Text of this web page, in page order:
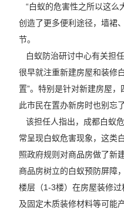
“白蚁的危害性之所以这么
创造了更多便利途径，墙裙
节。
白蚁防治研讨中心有关担
很早就注重新建房屋和装修
置”。特别是针对新建房屋
此市民在置办新房时也别忘
该担任人指出，成都白蚁
常呈现白蚁危害现象 ，这类
照政府规则对商品房做了新
商品房树立的白蚁预防屏障
楼层（1-3楼）在房屋装修
及固定木质装修材料等可能